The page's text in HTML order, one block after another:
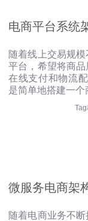
电商平台系统
扩展的完整解
随着线上交易规
平台，希望将商品
在线支付和物流
是简单地搭建一个
微服务电商架
随着电商业务不